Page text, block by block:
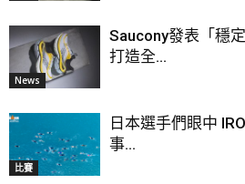
News
Saucony發表「穩
打造全...
比賽
日本選手們眼中
事...